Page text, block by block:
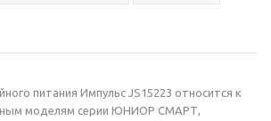
питания Импульс JS15223 относится к
моделям серии ЮНИОР СМАРТ,